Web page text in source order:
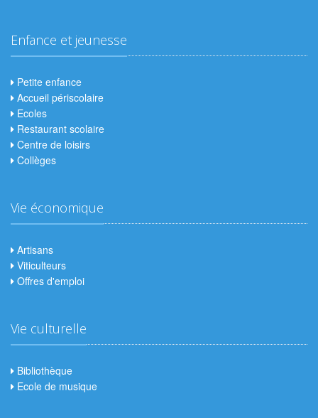
Enfance et jeunesse
Petite enfance
Accueil périscolaire
Ecoles
Restaurant scolaire
Centre de loisirs
Collèges
Vie économique
Artisans
Viticulteurs
Offres d'emploi
Vie culturelle
Bibliothèque
Ecole de musique